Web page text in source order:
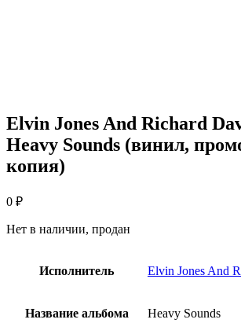
Elvin Jones And Richard
Heavy Sounds (винил,
копия)
0 ₽
Нет в наличии, продан
Исполнитель Elvin Jones And
Название альбома Heavy Sounds